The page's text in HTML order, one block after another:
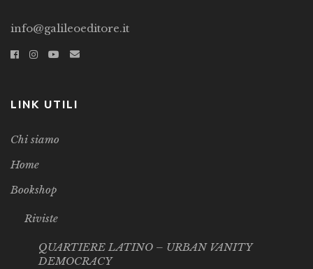
info@galileoeditore.it
LINK UTILI
Chi siamo
Home
Bookshop
Riviste
QUARTIERE LATINO – URBAN VANITY
DEMOCRACY